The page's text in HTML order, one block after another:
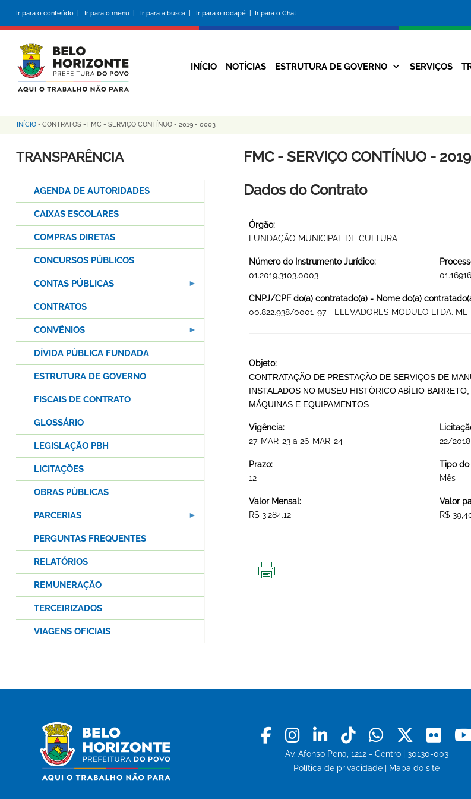
conteúdo
principal
Ir para o conteúdo | Ir para o menu | Ir para a busca | Ir para o rodapé | Ir para o Chat
da
Prefeitura
Navegação
INÍCIO NOTÍCIAS ESTRUTURA DE GOVERNO SERVIÇOS
Trilha
de
INÍCIO - CONTRATOS - FMC - SERVIÇO CONTÍNUO - 2019 - 0003
FMC - SERVIÇO CONTÍNUO -
Dados do Contrato
Órgão:
FUNDAÇÃO MUNICIPAL DE CULTURA
Número do Instrumento Jurídico:
01.2019.3103.0003
CNPJ/CPF do(a) contratado(a) - Nome do(a)
00.822.938/0001-97 - ELEVADORES MODULO LTDA. ME
Objeto:
CONTRATAÇÃO DE PRESTAÇÃO DE SERVIÇOS DE
INSTALADOS NO MUSEU HISTÓRICO ABÍLIO
MÁQUINAS E EQUIPAMENTOS
Vigência:
27-MAR-23 a 26-MAR-24
22/2018
Prazo:
12
Tipo do
Mês
Valor Mensal:
R$ 3,284.12
Valor
R$
TRANSPARÊNCIA
AGENDA DE AUTORIDADES
CAIXAS ESCOLARES
COMPRAS DIRETAS
CONCURSOS PÚBLICOS
CONTAS PÚBLICAS
CONTRATOS
CONVÊNIOS
DÍVIDA PÚBLICA FUNDADA
ESTRUTURA DE GOVERNO
FISCAIS DE CONTRATO
GLOSSÁRIO
LEGISLAÇÃO PBH
LICITAÇÕES
OBRAS PÚBLICAS
PARCERIAS
PERGUNTAS FREQUENTES
RELATÓRIOS
REMUNERAÇÃO
TERCEIRIZADOS
VIAGENS OFICIAIS
Facebook
Instagram
LinkedinTiktokWhatsapp
X
Av. Afonso Pena, 1212 - Centro | 30130-003
Política de privacidade
Mapa do site